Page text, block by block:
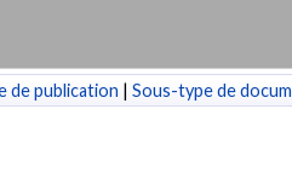
de publication | Sous-type de